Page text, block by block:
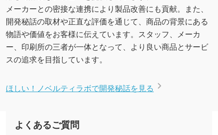
メーカーとの密接な連携により製品改善にも貢献。また、
開発秘話の取材や正直な評価を通じて、商品の背景にある
物語や価値をお客様に伝えています。スタッフ、メーカ
ー、印刷所の三者が一体となって、より良い商品とサービ
スの追求を目指しています。
ほしい！ノベルティラボで開発秘話を見る
よくあるご質問